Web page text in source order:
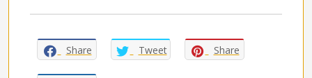
Share Tweet Share